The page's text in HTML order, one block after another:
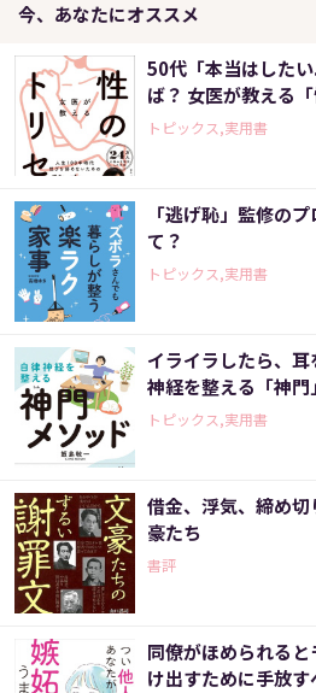
今、あなたにオススメ
50代「本当はした
ば？ 女医が教える「
トピックス,実用書
「逃げ恥」監修の
て？
トピックス,実用書
イライラしたら、
神経を整える「神門
トピックス,実用書
借金、浮気、締め
豪たち
書評
同僚がほめられる
け出すために手放す